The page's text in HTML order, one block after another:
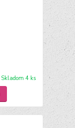
Skladom 4 ks